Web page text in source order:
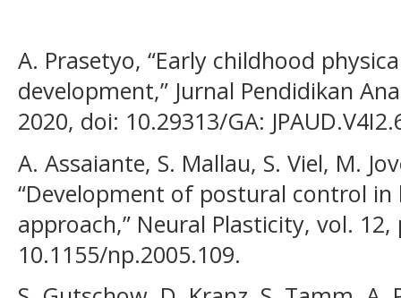
A. Prasetyo, “Early childhood
development,” Jurnal Pendidikan
2020, doi: 10.29313/GA:
A. Assaiante, S. Mallau, S. Viel, M.
“Development of postural control
approach,” Neural Plasticity, vol.
10.1155/np.2005.109.